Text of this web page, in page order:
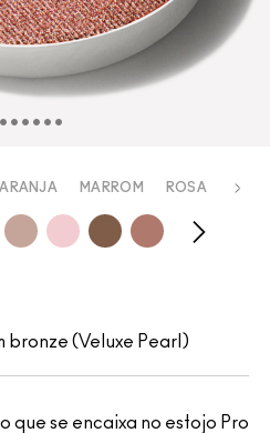
que se encaixa no estojo Pro
MARROM ROSA
bronze (Veluxe Pearl)